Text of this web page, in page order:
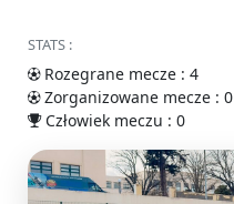
STATS :
Rozegrane mecze : 4
Zorganizowane mecze : 0
Człowiek meczu : 0